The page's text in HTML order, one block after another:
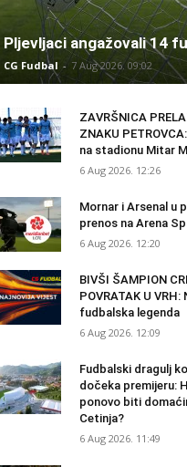
Pljevljaci angažovali 14
CG Fudbal - 7 Aug 2026. 09:02
ZAVRŠNICA
ZNAKU
na stadionu Mitar
6 Aug 2026. 12:26
Mornar i Arsenal u
prenos na Arena
6 Aug 2026. 12:20
BIVŠI ŠAMPION
POVRATAK U
fudbalska legenda
6 Aug 2026. 12:09
Fudbalski dragulj
dočeka premijeru:
ponovo biti
Cetinja?
6 Aug 2026. 11:49